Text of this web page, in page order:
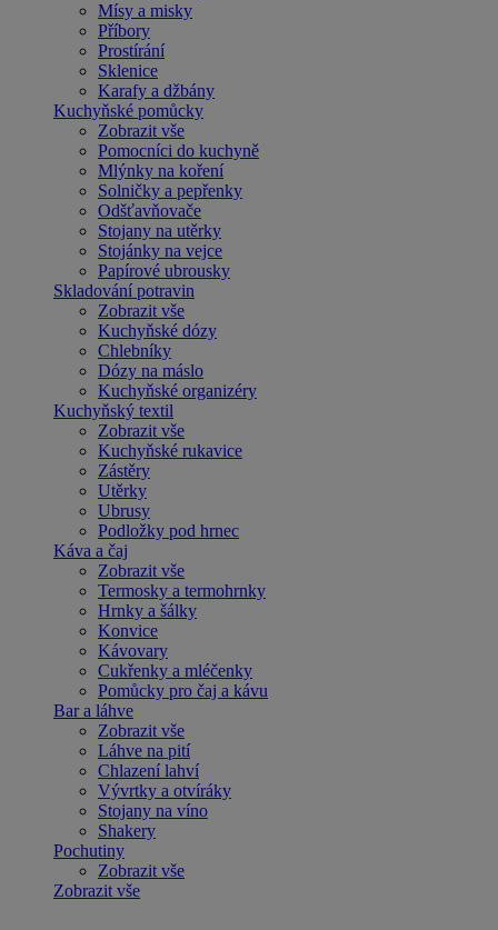
Mísy a misky
Příbory
Prostírání
Sklenice
Karafy a džbány
Kuchyňské pomůcky
Zobrazit vše
Pomocníci do kuchyně
Mlýnky na koření
Solničky a pepřenky
Odšťavňovače
Stojany na utěrky
Stojánky na vejce
Papírové ubrousky
Skladování potravin
Zobrazit vše
Kuchyňské dózy
Chlebníky
Dózy na máslo
Kuchyňské organizéry
Kuchyňský textil
Zobrazit vše
Kuchyňské rukavice
Zástěry
Utěrky
Ubrusy
Podložky pod hrnec
Káva a čaj
Zobrazit vše
Termosky a termohrnky
Hrnky a šálky
Konvice
Kávovary
Cukřenky a mléčenky
Pomůcky pro čaj a kávu
Bar a láhve
Zobrazit vše
Láhve na pití
Chlazení lahví
Vývrtky a otvíráky
Stojany na víno
Shakery
Pochutiny
Zobrazit vše
Zobrazit vše